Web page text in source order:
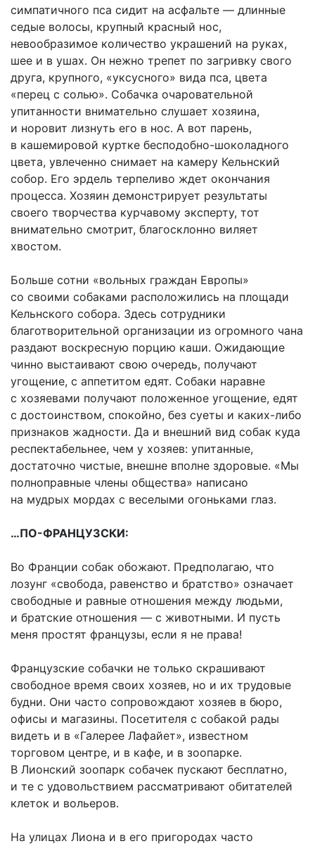
симпатичного пса сидит на асфальте — длинные
седые волосы, крупный красный нос,
невообразимое количество украшений на руках,
шее и в ушах. Он нежно трепет по загривку свого
друга, крупного, «уксусного» вида пса, цвета
«перец с солью». Собачка очаровательной
упитанности внимательно слушает хозяина,
и норовит лизнуть его в нос. А вот парень,
в кашемировой куртке бесподобно-шоколадного
цвета, увлеченно снимает на камеру Кельнский
собор. Его эрдель терпеливо ждет окончания
процесса. Хозяин демонстрирует результаты
своего творчества курчавому эксперту, тот
внимательно смотрит, благосклонно виляет
хвостом.
Больше сотни «вольных граждан Европы»
со своими собаками расположились на площади
Кельнского собора. Здесь сотрудники
благотворительной организации из огромного чана
раздают воскресную порцию каши. Ожидающие
чинно выстаивают свою очередь, получают
угощение, с аппетитом едят. Собаки наравне
с хозяевами получают положенное угощение, едят
с достоинством, спокойно, без суеты и каких-либо
признаков жадности. Да и внешний вид собак куда
респектабельнее, чем у хозяев: упитанные,
достаточно чистые, внешне вполне здоровые. «Мы
полноправные члены общества» написано
на мудрых мордах с веселыми огоньками глаз.
…ПО-ФРАНЦУЗСКИ:
Во Франции собак обожают. Предполагаю, что
лозунг «свобода, равенство и братство» означает
свободные и равные отношения между людьми,
и братские отношения — с животными. И пусть
меня простят французы, если я не права!
Французские собачки не только скрашивают
свободное время своих хозяев, но и их трудовые
будни. Они часто сопровождают хозяев в бюро,
офисы и магазины. Посетителя с собакой рады
видеть и в «Галерее Лафайет», известном
торговом центре, и в кафе, и в зоопарке.
В Лионский зоопарк собачек пускают бесплатно,
и те с удовольствием рассматривают обитателей
клеток и вольеров.
На улицах Лиона и в его пригородах часто